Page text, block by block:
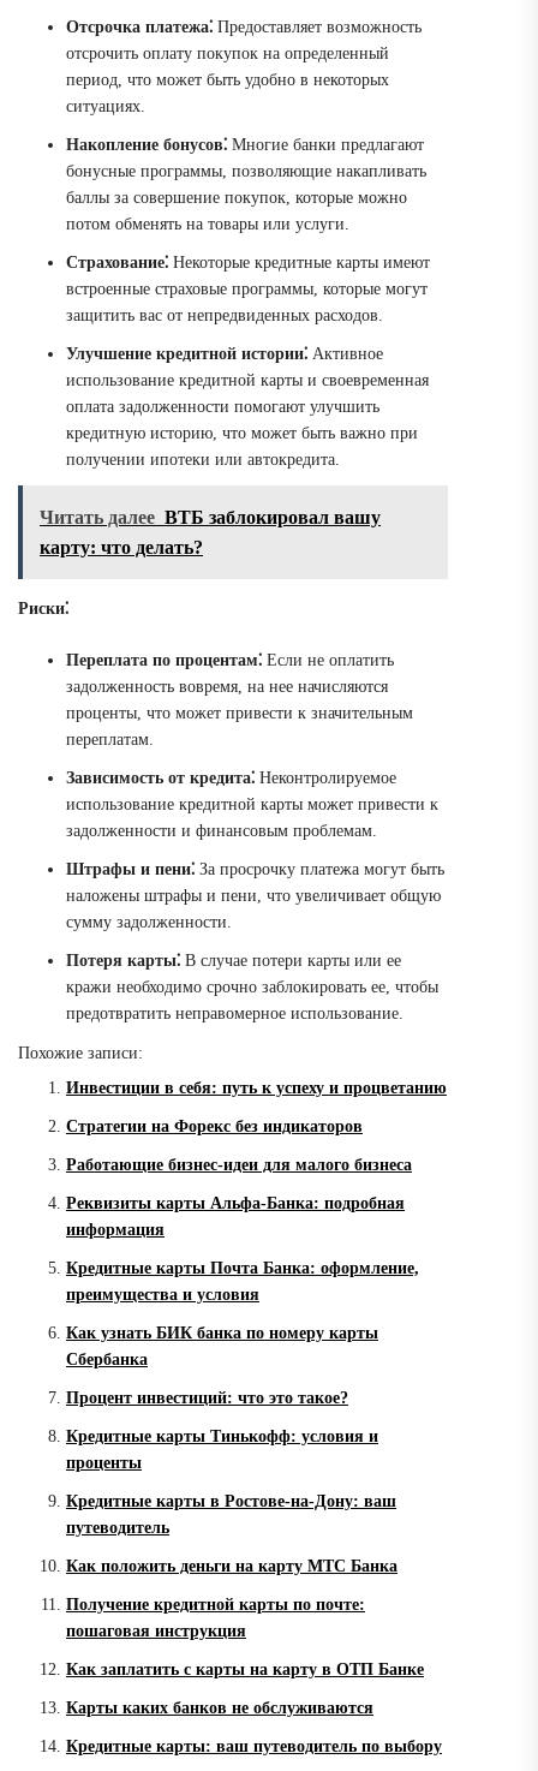
Отсрочка платежа⁚ Предоставляет возможность
отсрочить оплату покупок на определенный
период, что может быть удобно в некоторых
ситуациях.
Накопление бонусов⁚ Многие банки предлагают
бонусные программы, позволяющие накапливать
баллы за совершение покупок, которые можно
потом обменять на товары или услуги.
Страхование⁚ Некоторые кредитные карты имеют
встроенные страховые программы, которые могут
защитить вас от непредвиденных расходов.
Улучшение кредитной истории⁚ Активное
использование кредитной карты и своевременная
оплата задолженности помогают улучшить
кредитную историю, что может быть важно при
получении ипотеки или автокредита.
Читать далее ВТБ заблокировал вашу
карту: что делать?
Риски⁚
Переплата по процентам⁚ Если не оплатить
задолженность вовремя, на нее начисляются
проценты, что может привести к значительным
переплатам.
Зависимость от кредита⁚ Неконтролируемое
использование кредитной карты может привести к
задолженности и финансовым проблемам.
Штрафы и пени⁚ За просрочку платежа могут быть
наложены штрафы и пени, что увеличивает общую
сумму задолженности.
Потеря карты⁚ В случае потери карты или ее
кражи необходимо срочно заблокировать ее, чтобы
предотвратить неправомерное использование.
Похожие записи:
Инвестиции в себя: путь к успеху и процветанию
Стратегии на Форекс без индикаторов
Работающие бизнес-идеи для малого бизнеса
Реквизиты карты Альфа-Банка: подробная
информация
Кредитные карты Почта Банка: оформление,
преимущества и условия
Как узнать БИК банка по номеру карты
Сбербанка
Процент инвестиций: что это такое?
Кредитные карты Тинькофф: условия и
проценты
Кредитные карты в Ростове-на-Дону: ваш
путеводитель
Как положить деньги на карту МТС Банка
Получение кредитной карты по почте:
пошаговая инструкция
Как заплатить с карты на карту в ОТП Банке
Карты каких банков не обслуживаются
Кредитные карты: ваш путеводитель по выбору